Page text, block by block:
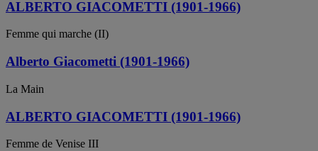
ALBERTO GIACOMETTI (1901-1966)
Femme qui marche (II)
Alberto Giacometti (1901-1966)
La Main
ALBERTO GIACOMETTI (1901-1966)
Femme de Venise III